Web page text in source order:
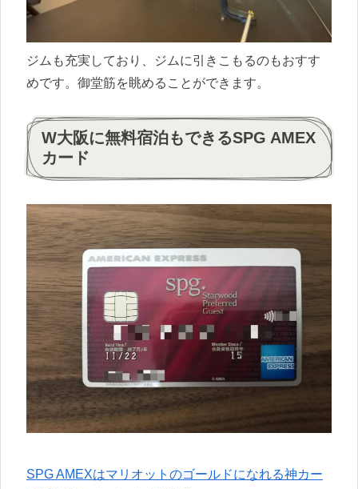
ジムも充実しており、ジムに引きこもるのもおすす
めです。御堂筋を眺めることができます。
W大阪に無料宿泊もできるSPG AMEX
カード
SPG AMEXはマリオットのゴールドになれる神カー